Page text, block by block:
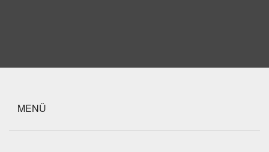
MENÜ